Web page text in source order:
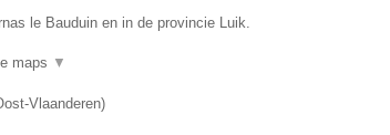
le Bauduin en in de provincie Luik.
maps ▼
Vlaanderen)